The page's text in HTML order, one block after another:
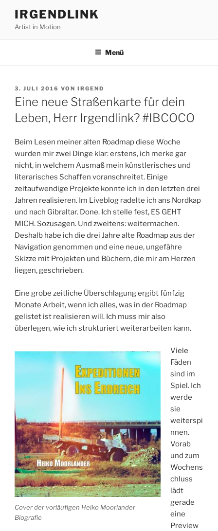
Inhalt
springen
IRGENDLINK
Artist in Motion
Menü
VERÖFFENTLICHT
AM
3. JULI 2016 VON IRGEND
Eine neue Straßenkarte für dein
Leben, Herr Irgendlink? #IBCOCO
Beim Lesen meiner alten Roadmap diese Woche
wurden mir zwei Dinge klar: erstens, ich merke gar
nicht, in welchem Ausmaß mein künstlerisches und
literarisches Schaffen voranschreitet. Einige
zeitaufwendige Projekte konnte ich in den letzten drei
Jahren realisieren. Im Liveblog radelte ich ans Nordkap
und nach Gibraltar. Done. Ich stelle fest, ES GEHT
MICH. Sozusagen. Und zweitens: weitermachen.
Deshalb habe ich die drei Jahre alte Roadmap aus der
Navigation genommen und eine neue, ungefähre
Skizze mit Projekten und Büchern, die mir am Herzen
liegen, geschrieben.
Eine grobe zeitliche Überschlagung ergibt fünfzig
Monate Arbeit, wenn ich alles, was in der Roadmap
gelistet ist realisieren will. Ich muss mir also
überlegen, wie ich strukturiert weiterarbeiten kann.
Cover der vorläufigen Heiko Moorlander
Biografie
Viele
Fäden
sind im
Spiel. Ich
werde
sie
weiterspi
nnen.
Vorab
und zum
Wochens
chluss
lädt
gerade
eine
Preview